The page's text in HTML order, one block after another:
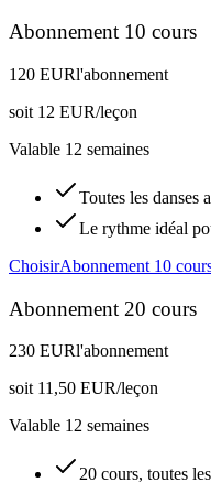
Abonnement 10 cours
120 EURl'abonnement
soit 12 EUR/leçon
Valable 12 semaines
Toutes les danses
Le rythme idéal
ChoisirAbonnement 10
Abonnement 20 cours
230 EURl'abonnement
soit 11,50 EUR/leçon
Valable 12 semaines
20 cours, toutes